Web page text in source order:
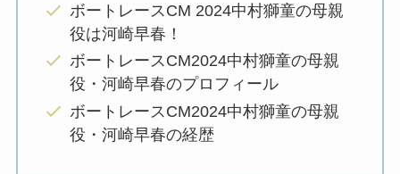
ボートレースCM 2024中村獅童の母親
役は河崎早春！
ボートレースCM2024中村獅童の母親
役・河崎早春のプロフィール
ボートレースCM2024中村獅童の母親
役・河崎早春の経歴